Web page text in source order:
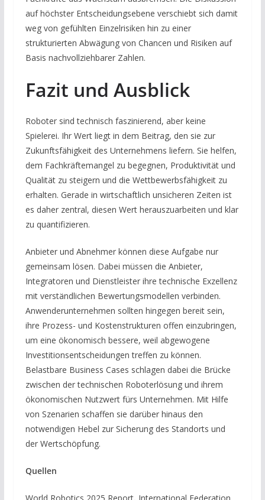
auf höchster Entscheidungsebene verschiebt sich damit
weg von gefühlten Einzelrisiken hin zu einer
strukturierten Abwägung von Chancen und Risiken auf
Basis nachvollziehbarer Zahlen.
Fazit und Ausblick
Roboter sind technisch faszinierend, aber keine
Spielerei. Ihr Wert liegt in dem Beitrag, den sie zur
Zukunftsfähigkeit des Unternehmens liefern. Sie helfen,
dem Fachkräftemangel zu begegnen, Produktivität und
Qualität zu steigern und die Wettbewerbsfähigkeit zu
erhalten. Gerade in wirtschaftlich unsicheren Zeiten ist
es daher zentral, diesen Wert herauszuarbeiten und klar
zu quantifizieren.
Anbieter und Abnehmer können diese Aufgabe nur
gemeinsam lösen. Dabei müssen die Anbieter,
Integratoren und Dienstleister ihre technische Exzellenz
mit verständlichen Bewertungsmodellen verbinden.
Anwenderunternehmen sollten hingegen bereit sein,
ihre Prozess- und Kostenstrukturen offen einzubringen,
um eine ökonomisch bessere, weil abgewogene
Investitionsentscheidungen treffen zu können.
Belastbare Business Cases schlagen dabei die Brücke
zwischen der technischen Roboterlösung und ihrem
ökonomischen Nutzwert fürs Unternehmen. Mit Hilfe
von Szenarien schaffen sie darüber hinaus den
notwendigen Hebel zur Sicherung des Standorts und
der Wertschöpfung.
Quellen
World Robotics 2025 Report, International Federation